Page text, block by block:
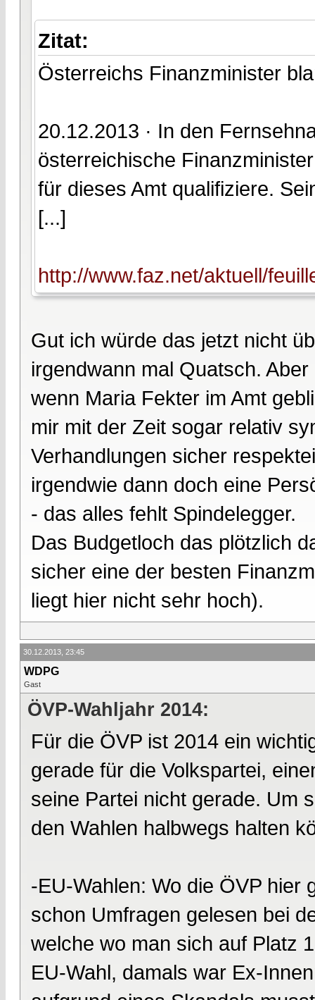
Zitat:
Österreichs Finanzminister
20.12.2013 · In den
österreichische
für dieses Amt qualifiziere.
[...]
http://www.faz.net/aktuell/
Gut ich würde das jetzt nicht
irgendwann mal Quatsch.
wenn Maria Fekter im Amt
mir mit der Zeit sogar relativ
Verhandlungen sicher
irgendwie dann doch eine
- das alles fehlt Spindelegger.
Das Budgetloch das plötzlich
sicher eine der besten
liegt hier nicht sehr hoch).
30.12.2013, 23:45
WDPG
Gast
ÖVP-Wahljahr 2014:
Für die ÖVP ist 2014 ein
gerade für die Volkspartei,
seine Partei nicht gerade. Um
den Wahlen halbwegs halten
-EU-Wahlen: Wo die ÖVP hier
schon Umfragen gelesen bei
welche wo man sich auf Platz
EU-Wahl, damals war Ex-